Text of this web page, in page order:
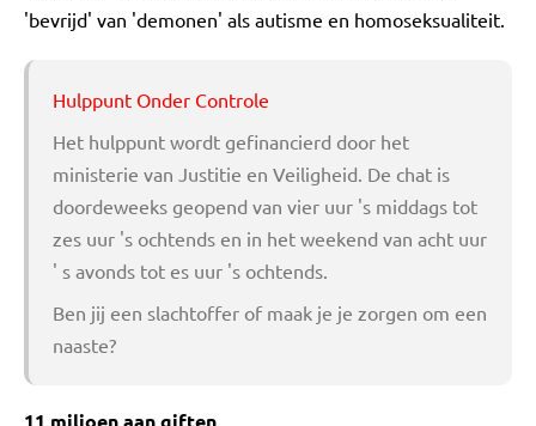
'bevrijd' van 'demonen' als autisme en homoseksualiteit.
Hulppunt Onder Controle
Het hulppunt wordt gefinancierd door het
ministerie van Justitie en Veiligheid. De chat is
doordeweeks geopend van vier uur 's middags tot
zes uur 's ochtends en in het weekend van acht uur
' s avonds tot es uur 's ochtends.
Ben jij een slachtoffer of maak je je zorgen om een
naaste?
11 miljoen aan giften